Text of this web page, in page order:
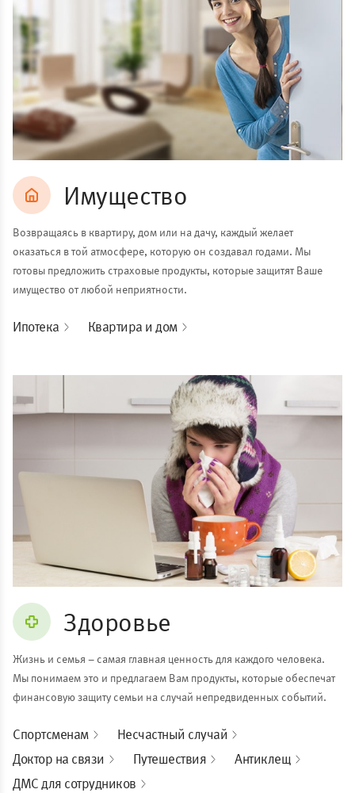
Имущество
Возвращаясь в квартиру, дом или на дачу, каждый желает
оказаться в той атмосфере, которую он создавал годами. Мы
готовы предложить страховые продукты, которые защитят Ваше
имущество от любой неприятности.
Ипотека Квартира и дом
Здоровье
Жизнь и семья – самая главная ценность для каждого человека.
Мы понимаем это и предлагаем Вам продукты, которые обеспечат
финансовую защиту семьи на случай непредвиденных событий.
Спортсменам
Несчастный случай
Доктор на связи
Путешествия
Антиклещ
ДМС для сотрудников